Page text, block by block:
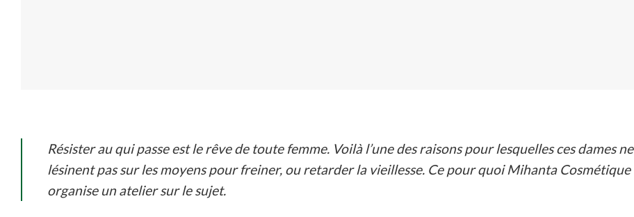
Résister au qui passe est le rêve de toute femme. Voilà l’une des raisons pour lesquelles ces dames ne
lésinent pas sur les moyens pour freiner, ou retarder la vieillesse. Ce pour quoi Mihanta Cosmétique
organise un atelier sur le sujet.